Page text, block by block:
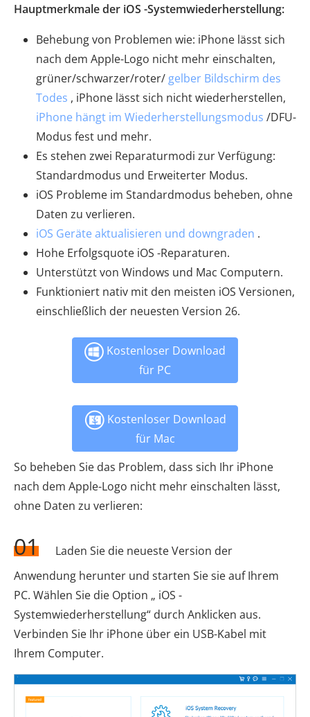
Hauptmerkmale der iOS -Systemwiederherstellung:
Behebung von Problemen wie: iPhone lässt sich
nach dem Apple-Logo nicht mehr einschalten,
grüner/schwarzer/roter/ gelber Bildschirm des
Todes , iPhone lässt sich nicht wiederherstellen,
iPhone hängt im Wiederherstellungsmodus /DFU-
Modus fest und mehr.
Es stehen zwei Reparaturmodi zur Verfügung:
Standardmodus und Erweiterter Modus.
iOS Probleme im Standardmodus beheben, ohne
Daten zu verlieren.
iOS Geräte aktualisieren und downgraden .
Hohe Erfolgsquote iOS -Reparaturen.
Unterstützt von Windows und Mac Computern.
Funktioniert nativ mit den meisten iOS Versionen,
einschließlich der neuesten Version 26.
Kostenloser Download
für PC
Kostenloser Download
für Mac
So beheben Sie das Problem, dass sich Ihr iPhone
nach dem Apple-Logo nicht mehr einschalten lässt,
ohne Daten zu verlieren:
01
Laden Sie die neueste Version der
Anwendung herunter und starten Sie sie auf Ihrem
PC. Wählen Sie die Option „ iOS -
Systemwiederherstellung“ durch Anklicken aus.
Verbinden Sie Ihr iPhone über ein USB-Kabel mit
Ihrem Computer.